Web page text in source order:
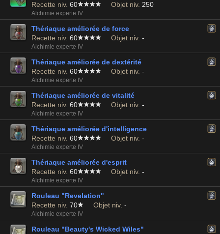
Recette niv. 60 Objet niv. 250
Alchimie experte IV
Thériaque améliorée de force
Recette niv. 60 Objet niv. -
Alchimie experte IV
Thériaque améliorée de dextérité
Recette niv. 60 Objet niv. -
Alchimie experte IV
Thériaque améliorée de vitalité
Recette niv. 60 Objet niv. -
Alchimie experte IV
Thériaque améliorée d'intelligence
Recette niv. 60 Objet niv. -
Alchimie experte IV
Thériaque améliorée d'esprit
Recette niv. 60 Objet niv. -
Alchimie experte IV
Rouleau "Revelation"
Recette niv. 70 Objet niv. -
Alchimie experte IV
Rouleau "Beauty's Wicked Wiles"